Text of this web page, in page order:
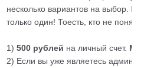
несколько вариантов на выбор.
только один! Тоесть, кто не
1) 500 рублей на личный счет.
2) Если вы уже являетесь